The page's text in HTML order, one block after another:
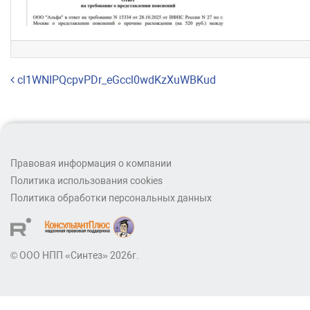
Навигация по записям
cl1WNIPQcpvPDr_eGccl0wdKzXuWBKud
Правовая информация о компании
Политика использования cookies
Политика обработки персональных данных
© ООО НПП «Синтез» 2026г.